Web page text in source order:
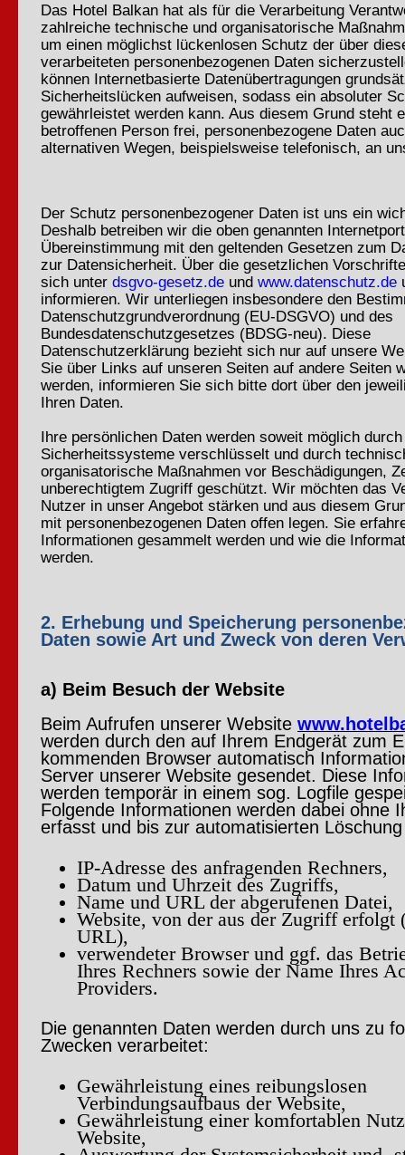
Das Hotel Balkan hat als für die Verarbeitung
zahlreiche technische und organisatorische
um einen möglichst lückenlosen Schutz der über
verarbeiteten personenbezogenen Daten
können Internetbasierte Datenübertragungen
Sicherheitslücken aufweisen, sodass ein absoluter
gewährleistet werden kann. Aus diesem Grund steht
betroffenen Person frei, personenbezogene Daten
alternativen Wegen, beispielsweise telefonisch, an
Der Schutz personenbezogener Daten ist uns ein
Deshalb betreiben wir die oben genannten
Übereinstimmung mit den geltenden Gesetzen zum
zur Datensicherheit. Über die gesetzlichen
sich unter dsgvo-gesetz.de und www.datenschutz.de
informieren. Wir unterliegen insbesondere den
Datenschutzgrundverordnung (EU-DSGVO) und des
Bundesdatenschutzgesetzes (BDSG-neu). Diese
Datenschutzerklärung bezieht sich nur auf unsere
Sie über Links auf unseren Seiten auf andere Seiten
werden, informieren Sie sich bitte dort über den
Ihren Daten.
Ihre persönlichen Daten werden soweit möglich
Sicherheitssysteme verschlüsselt und durch
organisatorische Maßnahmen vor Beschädigungen,
unberechtigtem Zugriff geschützt. Wir möchten das
Nutzer in unser Angebot stärken und aus diesem
mit personenbezogenen Daten offen legen. Sie
Informationen gesammelt werden und wie die
werden.
2. Erhebung und Speicherung
Daten sowie Art und Zweck von deren
a) Beim Besuch der Website
Beim Aufrufen unserer Website
werden durch den auf Ihrem Endgerät zum
kommenden Browser automatisch
Server unserer Website gesendet. Diese
werden temporär in einem sog. Logfile
Folgende Informationen werden dabei ohne
erfasst und bis zur automatisierten
IP-Adresse des anfragenden Rechners,
Datum und Uhrzeit des Zugriffs,
Name und URL der abgerufenen Datei,
Website, von der aus der Zugriff erfolgt
URL),
verwendeter Browser und ggf. das
Ihres Rechners sowie der Name Ihres
Providers.
Die genannten Daten werden durch uns zu
Zwecken verarbeitet:
Gewährleistung eines reibungslosen
Verbindungsaufbaus der Website,
Gewährleistung einer komfortablen
Website,